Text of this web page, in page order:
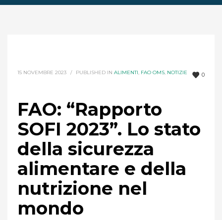
0
15 NOVEMBRE 2023 / PUBLISHED IN ALIMENTI, FAO OMS, NOTIZIE
FAO: “Rapporto
SOFI 2023”. Lo stato
della sicurezza
alimentare e della
nutrizione nel
mondo